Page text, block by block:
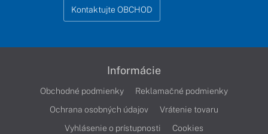
Kontaktujte OBCHOD
Informácie
Obchodné podmienky
Reklamačné podmienky
Ochrana osobných údajov
Vrátenie tovaru
Vyhlásenie o prístupnosti
Cookies